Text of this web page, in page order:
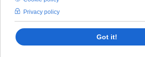
Le
Lo studio dentistico è in